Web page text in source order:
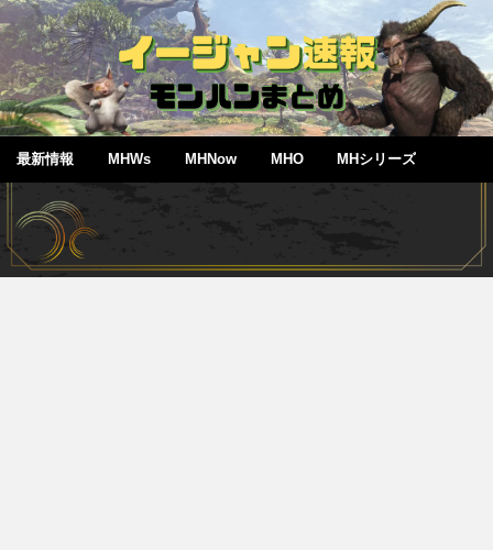
最新情報 MHWs MHNow MHO MHシリーズ